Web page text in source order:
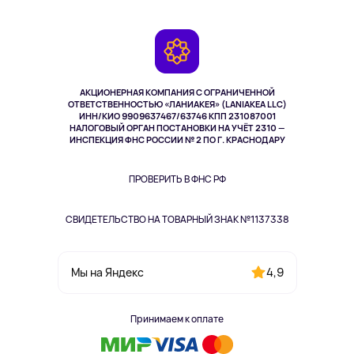
АКЦИОНЕРНАЯ КОМПАНИЯ С ОГРАНИЧЕННОЙ
ОТВЕТСТВЕННОСТЬЮ «ЛАНИАКЕЯ» (LANIAKEA LLC)
ИНН/КИО 9909637467/63746 КПП 231087001
НАЛОГОВЫЙ ОРГАН ПОСТАНОВКИ НА УЧЁТ 2310 —
ИНСПЕКЦИЯ ФНС РОССИИ № 2 ПО Г. КРАСНОДАРУ
ПРОВЕРИТЬ В ФНС РФ
СВИДЕТЕЛЬСТВО НА ТОВАРНЫЙ ЗНАК №1137338
Мы на Яндекс 4,9
Принимаем к оплате
Здоровье питомцев
Одежда и аксессуары